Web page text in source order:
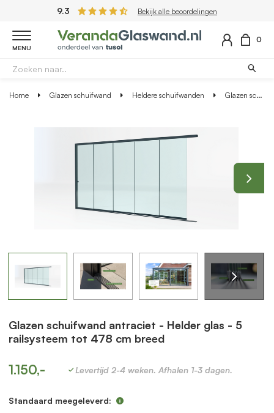
9.3 Bekijk alle beoordelingen
MENU
0
Home Glazen schuifwand Heldere schuifwanden Glazen schuifwand antraciet - Helder glas - 5 railsysteem tot 478 cm breed
Glazen schuifwand antraciet - Helder glas - 5
railsysteem tot 478 cm breed
1.150,- Levertijd 2-4 weken. Afhalen 1-3 dagen.
Standaard meegeleverd: